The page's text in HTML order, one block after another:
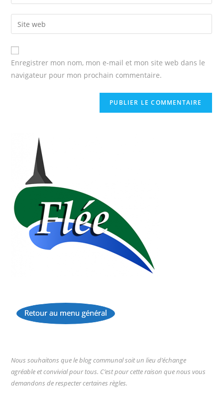
Enregistrer mon nom, mon e-mail et mon site web dans le
navigateur pour mon prochain commentaire.
Retour au menu général
...
Nous souhaitons que le blog communal soit un lieu d’échange
agréable et convivial pour tous. C’est pour cette raison que nous vous
demandons de respecter certaines règles.